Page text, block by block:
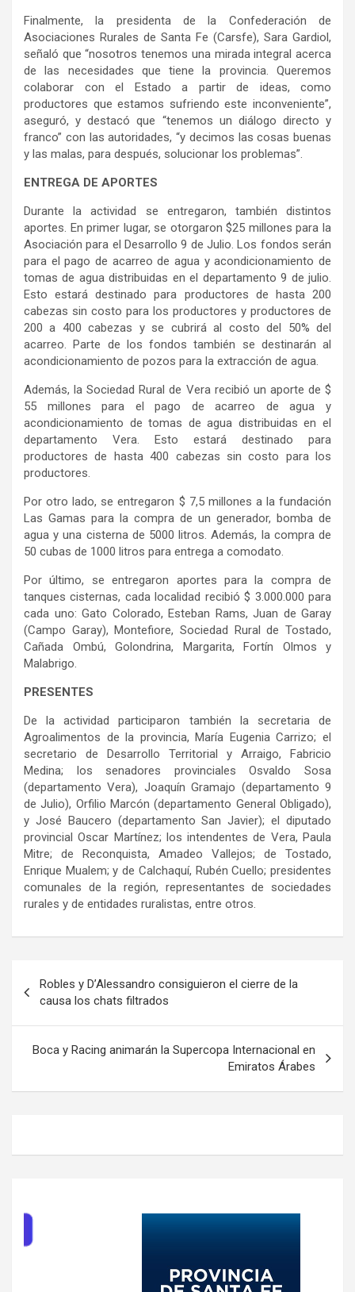
Finalmente, la presidenta de la Confederación de
Asociaciones Rurales de Santa Fe (Carsfe), Sara Gardiol,
señaló que “nosotros tenemos una mirada integral acerca
de las necesidades que tiene la provincia. Queremos
colaborar con el Estado a partir de ideas, como
productores que estamos sufriendo este inconveniente”,
aseguró, y destacó que “tenemos un diálogo directo y
franco” con las autoridades, “y decimos las cosas buenas
y las malas, para después, solucionar los problemas”.
ENTREGA DE APORTES
Durante la actividad se entregaron, también distintos
aportes. En primer lugar, se otorgaron $25 millones para la
Asociación para el Desarrollo 9 de Julio. Los fondos serán
para el pago de acarreo de agua y acondicionamiento de
tomas de agua distribuidas en el departamento 9 de julio.
Esto estará destinado para productores de hasta 200
cabezas sin costo para los productores y productores de
200 a 400 cabezas y se cubrirá al costo del 50% del
acarreo. Parte de los fondos también se destinarán al
acondicionamiento de pozos para la extracción de agua.
Además, la Sociedad Rural de Vera recibió un aporte de $
55 millones para el pago de acarreo de agua y
acondicionamiento de tomas de agua distribuidas en el
departamento Vera. Esto estará destinado para
productores de hasta 400 cabezas sin costo para los
productores.
Por otro lado, se entregaron $ 7,5 millones a la fundación
Las Gamas para la compra de un generador, bomba de
agua y una cisterna de 5000 litros. Además, la compra de
50 cubas de 1000 litros para entrega a comodato.
Por último, se entregaron aportes para la compra de
tanques cisternas, cada localidad recibió $ 3.000.000 para
cada uno: Gato Colorado, Esteban Rams, Juan de Garay
(Campo Garay), Montefiore, Sociedad Rural de Tostado,
Cañada Ombú, Golondrina, Margarita, Fortín Olmos y
Malabrigo.
PRESENTES
De la actividad participaron también la secretaria de
Agroalimentos de la provincia, María Eugenia Carrizo; el
secretario de Desarrollo Territorial y Arraigo, Fabricio
Medina; los senadores provinciales Osvaldo Sosa
(departamento Vera), Joaquín Gramajo (departamento 9
de Julio), Orfilio Marcón (departamento General Obligado),
y José Baucero (departamento San Javier); el diputado
provincial Oscar Martínez; los intendentes de Vera, Paula
Mitre; de Reconquista, Amadeo Vallejos; de Tostado,
Enrique Mualem; y de Calchaquí, Rubén Cuello; presidentes
comunales de la región, representantes de sociedades
rurales y de entidades ruralistas, entre otros.
de
entradas
Robles y D’Alessandro consiguieron el cierre de la
causa los chats filtrados
Boca y Racing animarán la Supercopa Internacional en
Emiratos Árabes